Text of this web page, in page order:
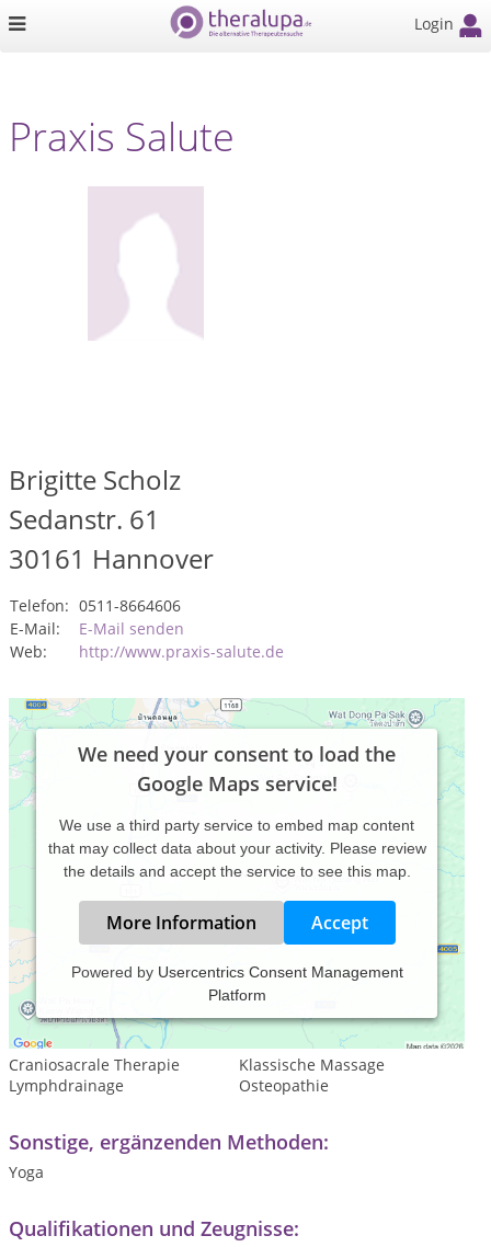
Login
Praxis Salute
Brigitte Scholz
Sedanstr. 61
30161 Hannover
Telefon: 0511-8664606
E-Mail:
E-Mail senden
Web:
http://www.praxis-salute.de
We need your consent to load the
Google Maps service!
We use a third party service to embed map content
that may collect data about your activity. Please review
the details and accept the service to see this map.
More Information Accept
Powered by Usercentrics Consent Management
Platform
Leistungsspektrum:
Traditionelle und komplementäre Medizin, Heilkunde
Craniosacrale Therapie
Klassische Massage
Lymphdrainage
Osteopathie
Sonstige, ergänzenden Methoden:
Yoga
Qualifikationen und Zeugnisse: